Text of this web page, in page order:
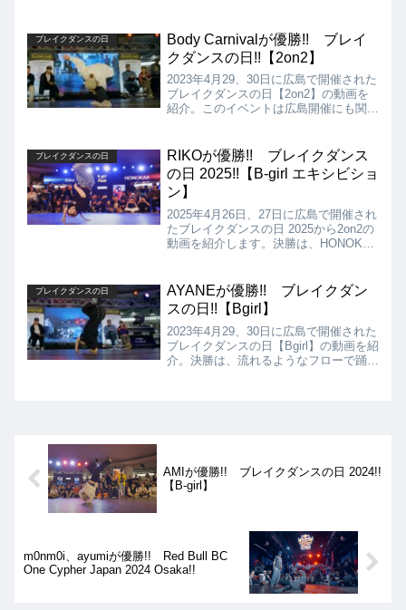
ブレイクダンスの日
Body Carnivalが優勝!! ブレイ
クダンスの日!!【2on2】
2023年4月29、30日に広島で開催された
ブレイクダンスの日【2on2】の動画を
紹介。このイベントは広島開催にも関わ
しいムーブを見せてくれました!!
ブレイクダンスの日
RIKOが優勝!! ブレイクダンス
の日 2025!!【B-girl エキシビショ
ン】
2025年4月26日、27日に広島で開催され
たブレイクダンスの日 2025から2on2の
動画を紹介します。決勝は、HONOKAA
ブレイクダンスの日
AYANEが優勝!! ブレイクダン
スの日!!【Bgirl】
2023年4月29、30日に広島で開催された
ブレイクダンスの日【Bgirl】の動画を紹
介。決勝は、流れるようなフローで踊る
AMIが優勝!! ブレイクダンスの日 2024!!
【B-girl】
m0nm0i、ayumiが優勝!! Red Bull BC
One Cypher Japan 2024 Osaka!!